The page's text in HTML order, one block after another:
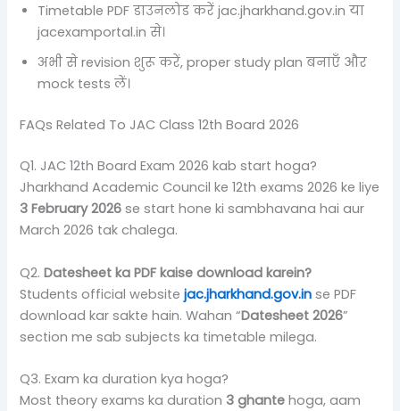
Timetable PDF डाउनलोड करें jac.jharkhand.gov.in या
jacexamportal.in से।
अभी से revision शुरू करें, proper study plan बनाएँ और
mock tests लें।
FAQs Related To JAC Class 12th Board 2026
Q1. JAC 12th Board Exam 2026 kab start hoga?
Jharkhand Academic Council ke 12th exams 2026 ke liye
3 February 2026 se start hone ki sambhavana hai aur
March 2026 tak chalega.
Q2.Datesheet ka PDF kaise download karein?
Students official websitejac.jharkhand.gov.in se PDF
download kar sakte hain. Wahan “Datesheet 2026”
section me sab subjects ka timetable milega.
Q3. Exam ka duration kya hoga?
Most theory exams ka duration 3 ghante hoga, aam